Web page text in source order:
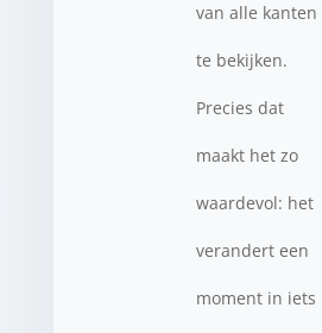
van alle kanten
te bekijken.
Precies dat
maakt het zo
waardevol: het
verandert een
moment in iets